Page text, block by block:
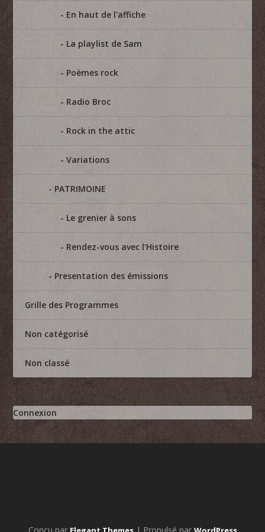
En haut de l'affiche
La playlist de Sam
Poèmes rock
Radio Broc
Rock in the attic
Variations
PATRIMOINE
Le grenier à sons
Rendez-vous avec l'Histoire
Presentation des émissions
Grille des Programmes
Non catégorisé
Non classé
Connexion